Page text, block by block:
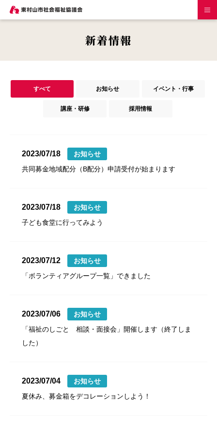
新着情報
すべて お知らせ イベント・行事
講座・研修 採用情報
2023/07/18
お知らせ
共同募金地域配分（B配分）申請受付が始まります
2023/07/18
お知らせ
子ども食堂に行ってみよう
2023/07/12
お知らせ
「ボランティアグループ一覧」できました
2023/07/06
お知らせ
「福祉のしごと 相談・面接会」開催します（終了しま
した）
2023/07/04
お知らせ
夏休み、募金箱をデコレーションしよう！